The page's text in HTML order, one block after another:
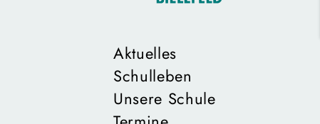
Aktuelles
Schulleben
Unsere Schule